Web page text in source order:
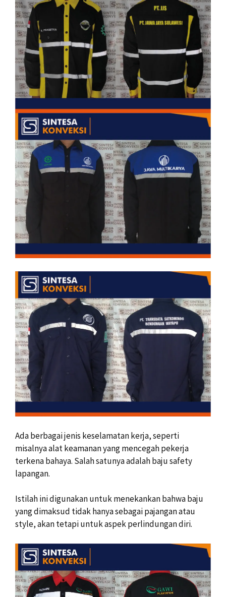
Ada berbagai jenis keselamatan kerja, seperti
misalnya alat keamanan yang mencegah pekerja
terkena bahaya. Salah satunya adalah baju safety
lapangan.
Istilah ini digunakan untuk menekankan bahwa baju
yang dimaksud tidak hanya sebagai pajangan atau
style, akan tetapi untuk aspek perlindungan diri.